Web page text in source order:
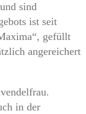
sind
ist seit
gefüllt
angereichert
in der